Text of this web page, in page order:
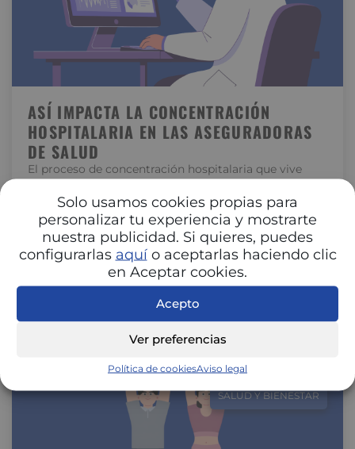
Solo usamos cookies propias para
personalizar tu experiencia y mostrarte
nuestra publicidad. Si quieres, puedes
configurarlas aquío aceptarlas haciendo clic
en Aceptar cookies.
Acepto
Ver preferencias
Política de cookiesAviso legal
ASÍ IMPACTA LA CONCENTRACIÓN
HOSPITALARIA EN LAS ASEGURADORAS
DE SALUD
El proceso de concentración hospitalaria que vive
España está transformando la relación entre
hospitales y aseguradoras. La unión de centros…
SALUD Y BIENESTAR